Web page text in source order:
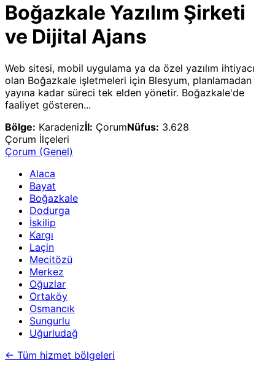
Boğazkale Yazılım Şirketi
ve Dijital Ajans
Web sitesi, mobil uygulama ya da özel yazılım ihtiyacı
olan Boğazkale işletmeleri için Blesyum, planlamadan
yayına kadar süreci tek elden yönetir. Boğazkale'de
faaliyet gösteren...
Bölge: Karadenizİl: ÇorumNüfus: 3.628
Çorum İlçeleri
Çorum (Genel)
Alaca
Bayat
Boğazkale
Dodurga
İskilip
Kargı
Laçin
Mecitözü
Merkez
Oğuzlar
Ortaköy
Osmancık
Sungurlu
Uğurludağ
← Tüm hizmet bölgeleri